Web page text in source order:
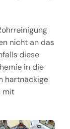
nicht an das
diese
in die
hartnäckige
mit